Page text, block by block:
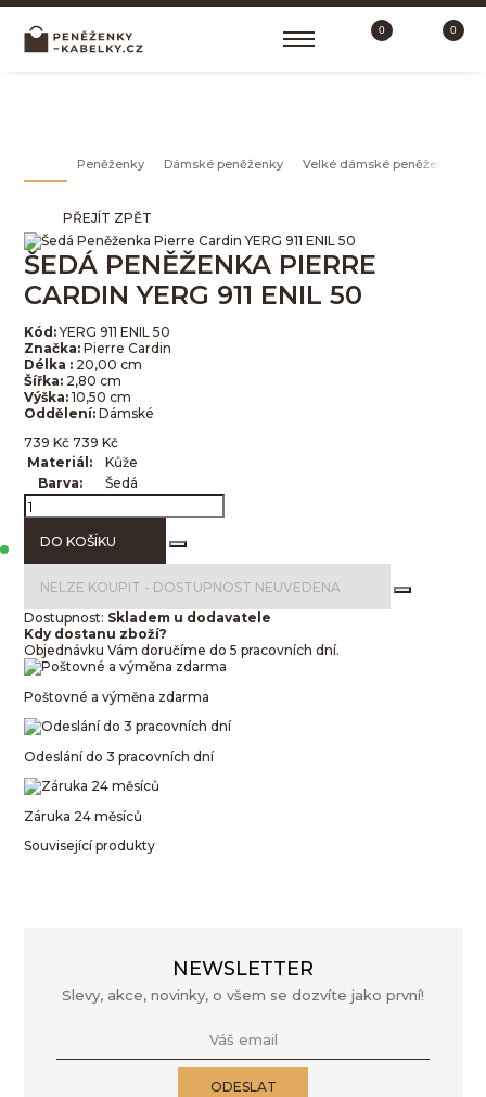
0 0
VELKÉ DÁMSKÉ PENĚŽENKY
Peněženky Dámské peněženky Velké dámské peněženky
PŘEJÍT ZPĚT
ŠEDÁ PENĚŽENKA PIERRE
CARDIN YERG 911 ENIL 50
Kód: YERG 911 ENIL 50
Značka: Pierre Cardin
Délka : 20,00 cm
Šířka: 2,80 cm
Výška:10,50 cm
Oddělení:Dámské
739 Kč 739 Kč
Materiál:
Kůže
Barva:
Šedá
DO KOŠÍKU
NELZE KOUPIT - DOSTUPNOST NEUVEDENA
Dostupnost: Skladem u dodavatele
Kdy dostanu zboží?
Objednávku Vám doručíme do 5 pracovních dní.
Poštovné a výměna zdarma
Odeslání do 3 pracovních dní
Záruka 24 měsíců
Související produkty
NEWSLETTER
Slevy, akce, novinky, o všem se dozvíte jako první!
Váš email
ODESLAT